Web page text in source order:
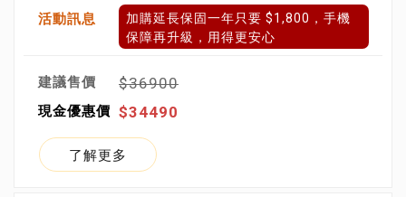
加購延長保固一年只要 $1,800，手機
保障再升級，用得更安心
$36900
$34490
了解更多